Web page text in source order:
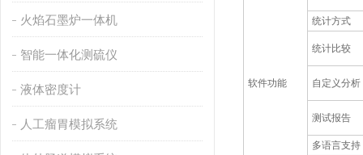
火焰石墨炉一体机
智能一体化测硫仪
液体密度计
人工瘤胃模拟系统
软件功能
统计方式
统计比较
自定义分析
测试报告
多语言支持